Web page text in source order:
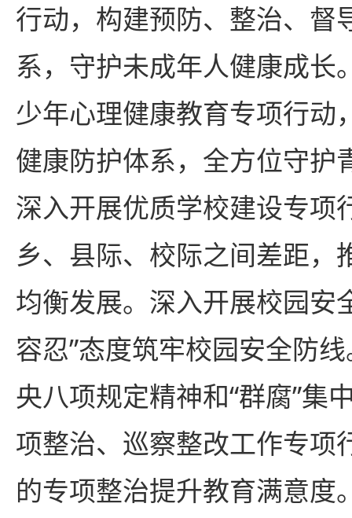
行动，构建预防、整治、督
系，守护未成年人健康成长
少年心理健康教育专项行动
健康防护体系，全方位守护
深入开展优质学校建设专项
乡、县际、校际之间差距，
均衡发展。深入开展校园安
容忍”态度筑牢校园安全防
央八项规定精神和“群腐”集
项整治、巡察整改工作专项
的专项整治提升教育满意度